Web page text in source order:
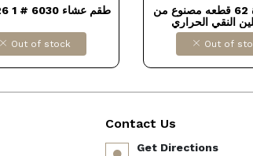
طقم عشاء 6030 # 1 26 ق ديملا
Out of stock
طقم سفرة 62 قطعه مصنوع من
النقي الحراري
Out of
Contact Us
Get Directions